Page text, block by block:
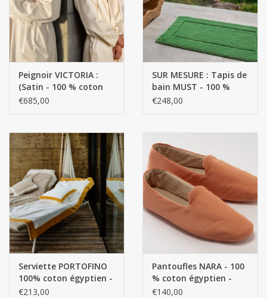
Peignoir VICTORIA :
(Satin - 100 % coton
égyptien GIZA - Fils
€685,00
SUR MESURE : Tapis de
bain MUST - 100 %
coton égyptien - Giza
€248,00
Serviette PORTOFINO
100% coton égyptien -
Giza 70 Fils extra longs
€213,00
Pantoufles NARA - 100
% coton égyptien -
GIZA / fil long, / 240
€140,00